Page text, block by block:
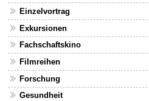
Einzelvortrag
Exkursionen
Fachschaftskino
Filmreihen
Forschung
Gesundheit